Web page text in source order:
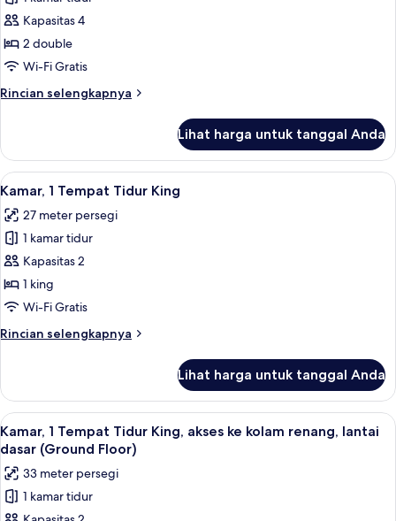
renang,
lantai
dasar
(Ground
Keluarga,
2
kamar
Kapasitas 4
2 double
Wi-Fi Gratis
Rincian selengkapnya
Rincian
Suite
Keluarga,
2
tidur
Lihat harga untuk tanggal Anda
Lihat
semua
foto
untuk
Kamar,
1
Tempat
King
Kamar, 1 Tempat Tidur King |
7
Kamar, 1 Tempat Tidur King
27 meter persegi
1 kamar tidur
Kapasitas 2
1 king
Wi-Fi Gratis
Rincian selengkapnya
Rincian
Kamar,
Tempat
Tidur
Lihat harga untuk tanggal Anda
Lihat
semua
foto
untuk
Kamar,
Seprai premium, selimut bulu angsa,
10
Kamar, 1 Tempat Tidur King, akses ke kolam renang, lantai
dasar (Ground Floor)
33 meter persegi
1 kamar tidur